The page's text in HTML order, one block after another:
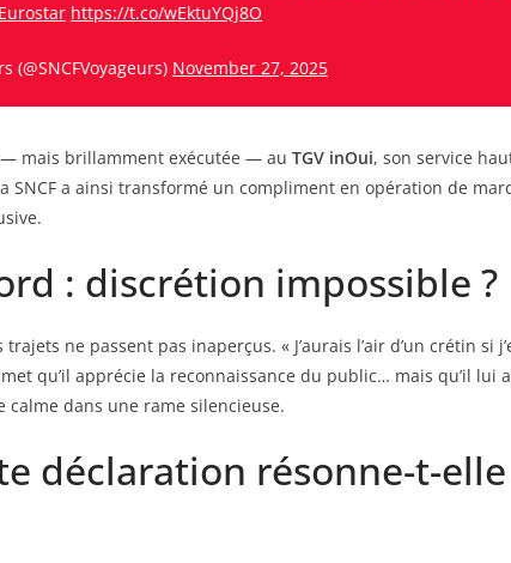
https://t.co/wEktuYQj8O
(@SNCFVoyageurs) November 27, 2025
mais brillamment exécutée — au TGV inOui, son service
SNCF a ainsi transformé un compliment en opération de
: discrétion impossible ?
ne passent pas inaperçus. « J’aurais l’air d’un crétin si
qu’il apprécie la reconnaissance du public… mais qu’il lui
dans une rame silencieuse.
déclaration résonne-t-